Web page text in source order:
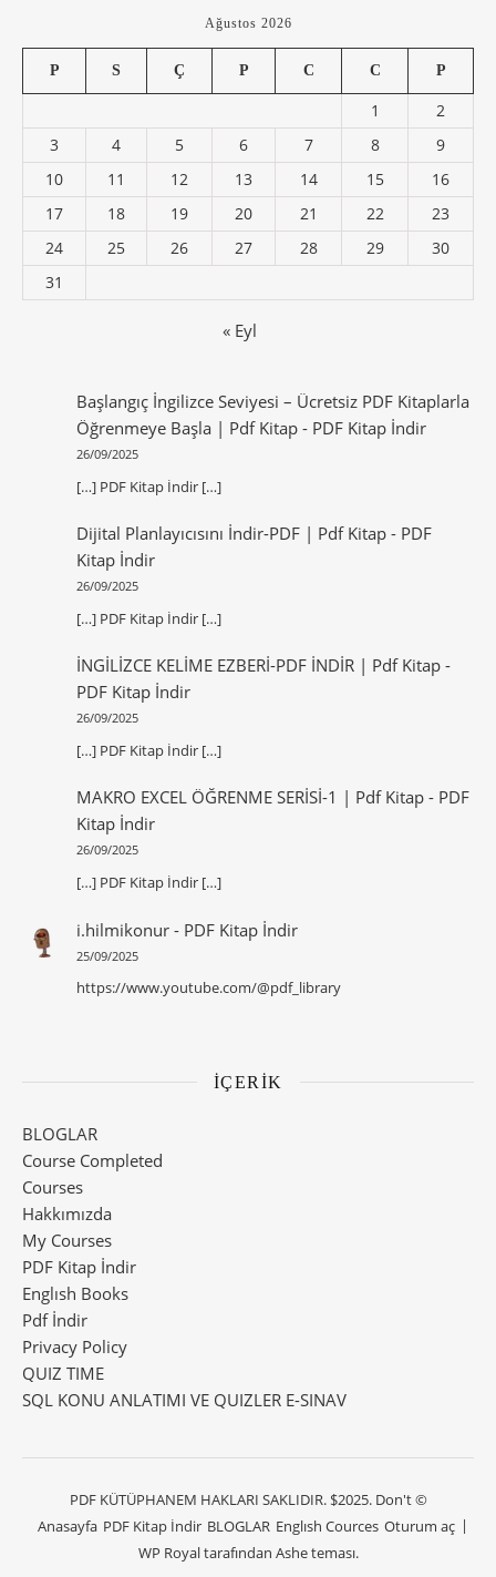
Ağustos 2026
P S Ç P C C P
1
2
3
4 5 6 7 8
9
10
11 12 13 14 15
16
17
18 19 20 21 22
23
24
25 26 27 28 29
30
31
« Eyl
Başlangıç İngilizce Seviyesi – Ücretsiz PDF Kitaplarla
Öğrenmeye Başla | Pdf Kitap- PDF Kitap İndir
26/09/2025
[…] PDF Kitap İndir […]
Dijital Planlayıcısını İndir-PDF | Pdf Kitap- PDF
Kitap İndir
26/09/2025
[…] PDF Kitap İndir […]
İNGİLİZCE KELİME EZBERİ-PDF İNDİR | Pdf Kitap-
PDF Kitap İndir
26/09/2025
[…] PDF Kitap İndir […]
MAKRO EXCEL ÖĞRENME SERİSİ-1 | Pdf Kitap- PDF
Kitap İndir
26/09/2025
[…] PDF Kitap İndir […]
i.hilmikonur- PDF Kitap İndir
25/09/2025
https://www.youtube.com/@pdf_library
İÇERİK
BLOGLAR
Course Completed
Courses
Hakkımızda
My Courses
PDF Kitap İndir
Englısh Books
Pdf İndir
Privacy Policy
QUIZ TIME
SQL KONU ANLATIMI VE QUIZLER E-SINAV
PDF KÜTÜPHANEM HAKLARI SAKLIDIR. $2025. Don't ©
Anasayfa PDF Kitap İndir BLOGLAR Englısh Cources Oturum aç
WP Royaltarafından Ashe teması.